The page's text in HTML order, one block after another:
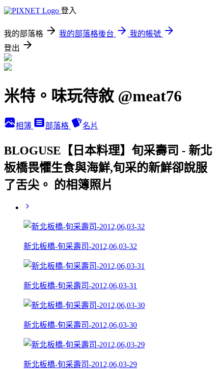
登入
我的部落格 我的部落格後台
我的帳號
登出
米特。味玩待敘 @meat76
相簿 部落格 名片
BLOGUSE【日本料理】旬采壽司 - 新北
板橋畏懼生食與海鮮,旬采的新鮮卻說服
了舌尖。 的相簿照片
新北板橋-旬采壽司-2012,06,03-32
新北板橋-旬采壽司-2012,06,03-31
新北板橋-旬采壽司-2012,06,03-30
新北板橋-旬采壽司-2012,06,03-29